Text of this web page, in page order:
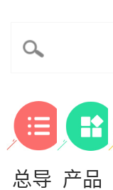
总导 产品